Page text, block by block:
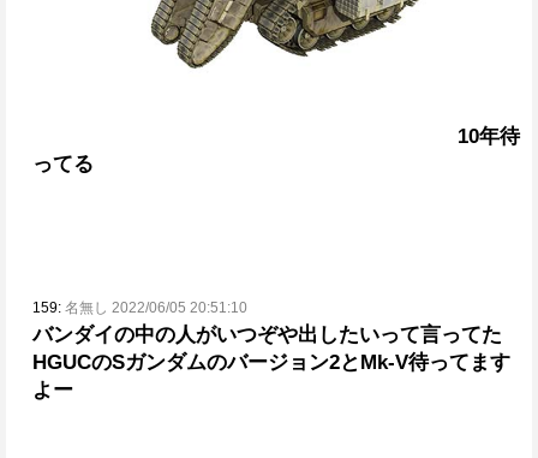
10年待
ってる
159: 名無し 2022/06/05 20:51:10
バンダイの中の人がいつぞや出したいって言ってた
HGUCのSガンダムのバージョン2とMk-V待ってます
よー